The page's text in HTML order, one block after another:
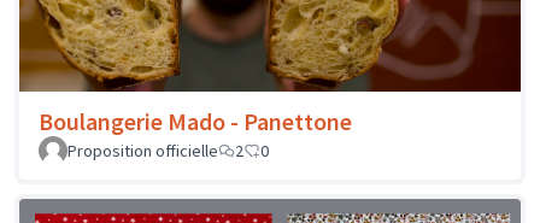
Boulangerie Mado - Panettone
Proposition officielle 2 0